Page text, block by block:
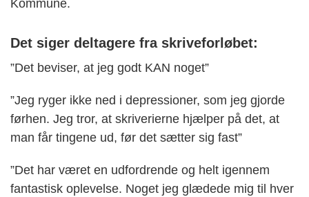
Kommune.
Det siger deltagere fra skriveforløbet:
”Det beviser, at jeg godt KAN noget”
”Jeg ryger ikke ned i depressioner, som jeg gjorde
førhen. Jeg tror, at skriverierne hjælper på det, at
man får tingene ud, før det sætter sig fast”
”Det har været en udfordrende og helt igennem
fantastisk oplevelse. Noget jeg glædede mig til hver